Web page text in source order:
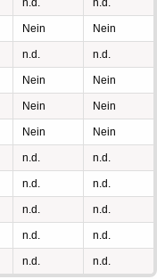
n.d. n.d.
Nein Nein
n.d. n.d.
Nein Nein
Nein Nein
Nein Nein
n.d. n.d.
n.d. n.d.
n.d. n.d.
n.d. n.d.
n.d. n.d.